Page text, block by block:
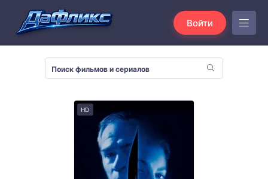
Войти
HD